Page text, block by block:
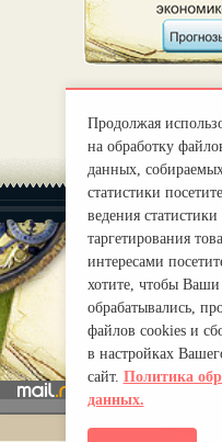
О нас
Продолжая
на обработку
данных,
статистики
ведения
таргетирования
интересами
хотите, чтобы
обрабатывались,
файлов cookies и
в настройках
сайт. Политика
данных.